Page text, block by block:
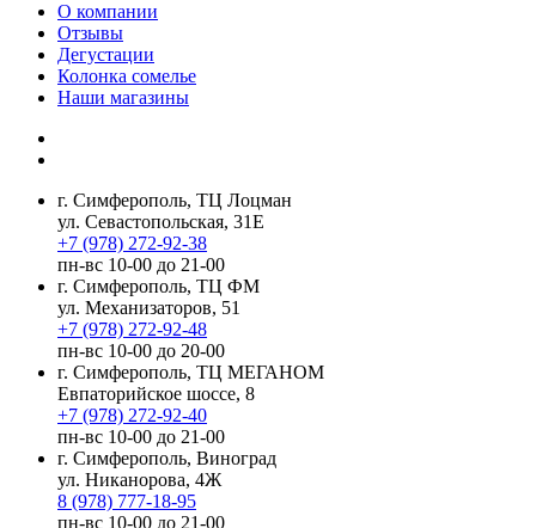
О компании
Отзывы
Дегустации
Колонка сомелье
Наши магазины
г. Симферополь, ТЦ Лоцман
ул. Севастопольская, 31Е
+7 (978) 272-92-38
пн-вс 10-00 до 21-00
г. Симферополь, ТЦ ФМ
ул. Механизаторов, 51
+7 (978) 272-92-48
пн-вс 10-00 до 20-00
г. Симферополь, ТЦ МЕГАНОМ
Евпаторийское шоссе, 8
+7 (978) 272-92-40
пн-вс 10-00 до 21-00
г. Симферополь, Виноград
ул. Никанорова, 4Ж
8 (978) 777-18-95
пн-вс 10-00 до 21-00